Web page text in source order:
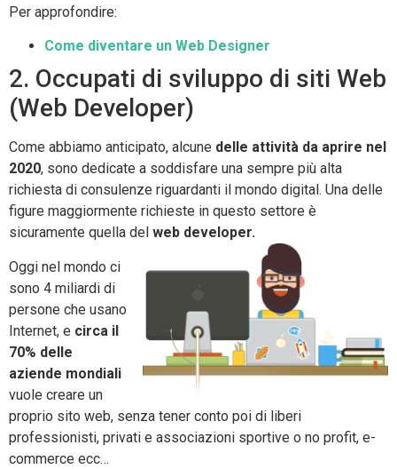
Per approfondire:
Come diventare un Web Designer
2. Occupati di sviluppo di siti Web
(Web Developer)
Come abbiamo anticipato, alcune delle attività da aprire nel
2020, sono dedicate a soddisfare una sempre più alta
richiesta di consulenze riguardanti il mondo digital. Una delle
figure maggiormente richieste in questo settore è
sicuramente quella del web developer.
Oggi nel mondo ci
sono 4 miliardi di
persone che usano
Internet, e circa il
70% delle
aziende mondiali
vuole creare un
proprio sito web, senza tener conto poi di liberi
professionisti, privati e associazioni sportive o no profit, e-
commerce ecc…